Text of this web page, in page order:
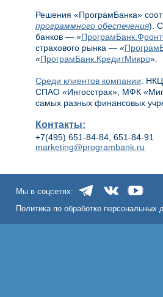
Решения «ПрограмБанка»
программного обеспечения).
банков — «
страхового рынка — «
«ПрограмБанк.КредитМикро».
Среди клиентов компании:
СПАО «Ингосстрах», МФК
самых разных финансовых
Контакты:
+7(495) 651-84-84, 651-84-91
marketing@programbank.ru
Мы в соцсетях:
Политика по обработке персональных